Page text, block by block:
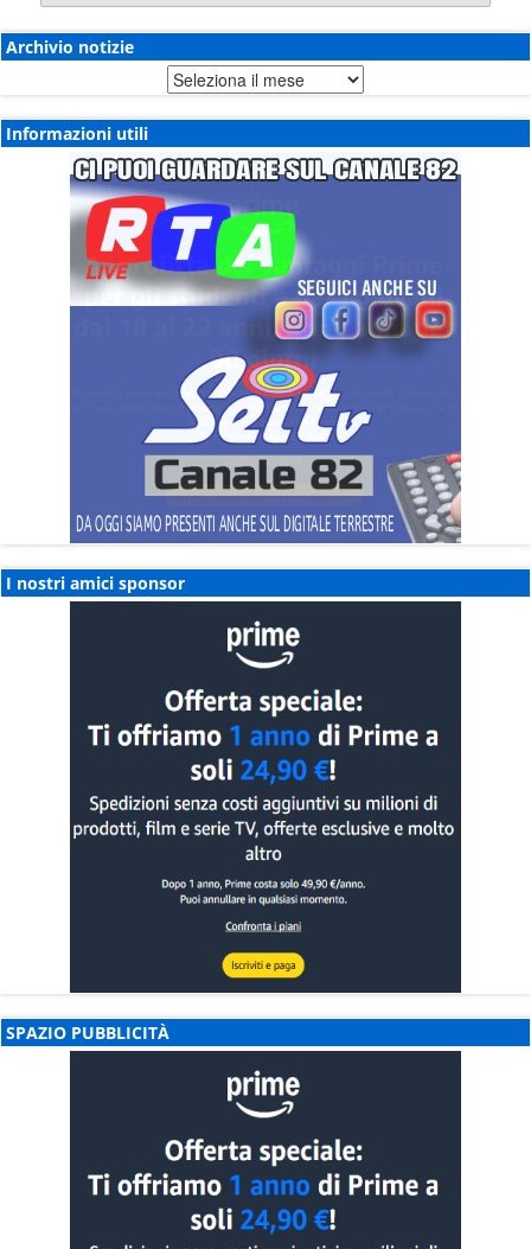
Archivio notizie
Archivio
Informazioni utili
I nostri amici sponsor
SPAZIO PUBBLICITÀ